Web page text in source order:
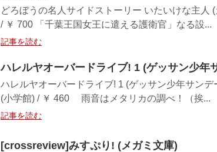
どろぼうの名人サイドストーリー いたいけな主人
/ ￥ 700 「千葉王国女王に遣える護衛官」なる設...
記事を読む
ハレルヤオーバードライブ! 1 (ゲッサン少年
ハレルヤオーバードライブ! 1 (ゲッサン少年サン
(小学館) / ￥ 460 雨音はメタリカの調べ！（挨...
記事を読む
[crossreview]みすぷり! (メガミ文庫)